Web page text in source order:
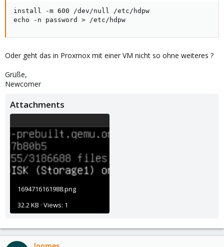
install -m 600 /dev/null /etc/hdpw
echo -n password > /etc/hdpw
Oder geht das in Proxmox mit einer VM nicht so ohne weiteres ?
Grüße,
Newcomer
Attachments
1694716161988.png
32.2 KB · Views: 1